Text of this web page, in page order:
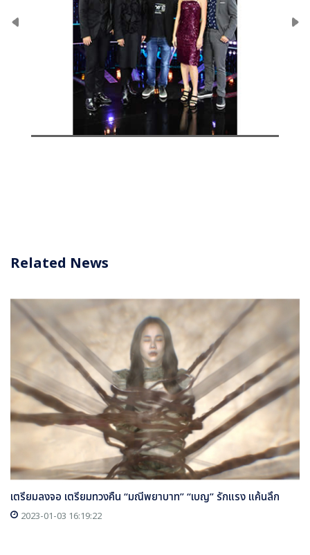
Related News
เตรียมลงจอ เตรียมทวงคืน “มณีพยาบาท” “เบญ” รักแรง แค้นลึก
2023-01-03 16:19:22